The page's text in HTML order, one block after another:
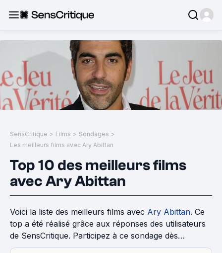
SensCritique > Films > Sondages >
Les meilleurs films avec Ary Abittan
Top 10 des meilleurs films
avec Ary Abittan
Voici la liste des meilleurs films avec Ary Abittan. Ce
top a été réalisé grâce aux réponses des utilisateurs
de SensCritique. Participez à ce sondage dès
maintenant afin de le rendre meilleur.